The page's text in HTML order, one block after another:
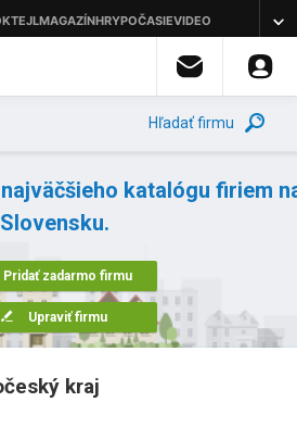
Hľadať firmu
katalógu firiem
Slovensku.
Pridať zadarmo firmu
Upraviť firmu
kraj